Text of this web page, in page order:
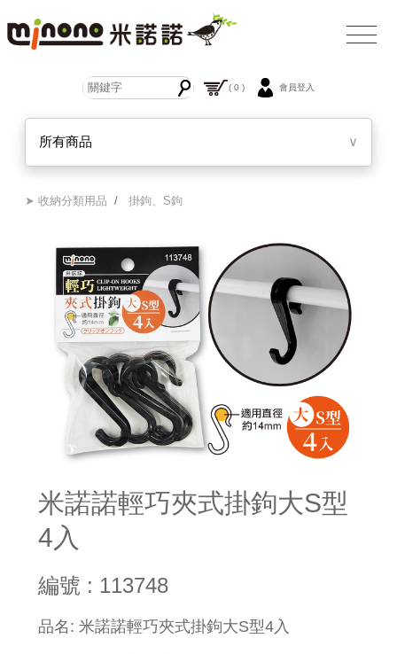
( 0 ) 會員登入
所有商品 ∨
➤ 收納分類用品 /掛鉤、S鉤
米諾諾輕巧夾式掛鉤大S型
4入
編號 : 113748
品名: 米諾諾輕巧夾式掛鉤大S型4入